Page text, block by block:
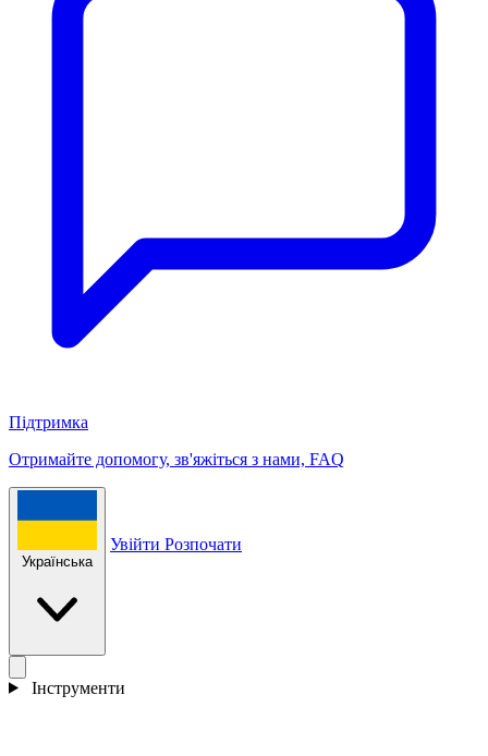
Підтримка
Отримайте допомогу, зв'яжіться з нами, FAQ
Українська
Увійти Розпочати
Інструменти